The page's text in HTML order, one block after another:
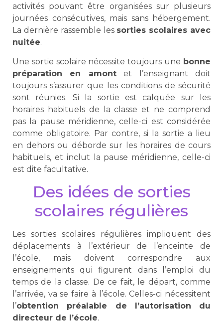
activités pouvant être organisées sur plusieurs
journées consécutives, mais sans hébergement.
La dernière rassemble les sorties scolaires avec
nuitée.
Une sortie scolaire nécessite toujours une bonne
préparation en amontet l’enseignant doit
toujours s’assurer que les conditions de sécurité
sont réunies. Si la sortie est calquée sur les
horaires habituels de la classe et ne comprend
pas la pause méridienne, celle-ci est considérée
comme obligatoire. Par contre, si la sortie a lieu
en dehors ou déborde sur les horaires de cours
habituels, et inclut la pause méridienne, celle-ci
est dite facultative.
Des idées de sorties
scolaires régulières
Les sorties scolaires régulières impliquent des
déplacements à l’extérieur de l’enceinte de
l’école, mais doivent correspondre aux
enseignements qui figurent dans l’emploi du
temps de la classe. De ce fait, le départ, comme
l’arrivée, va se faire à l’école. Celles-ci nécessitent
l’obtention préalable de l’autorisation du
directeur de l’école.